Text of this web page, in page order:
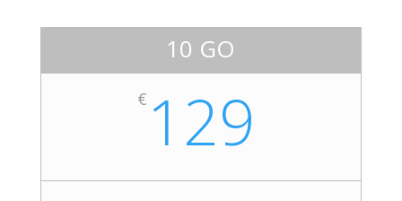
10 GO
€ 129